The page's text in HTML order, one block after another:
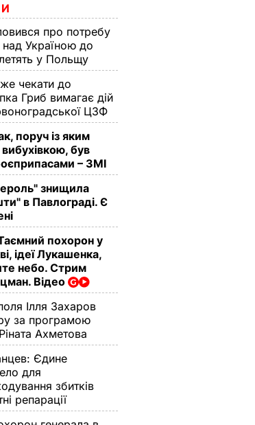
про потребу
Україною до
у Польщу
чекати до
Гриб вимагає дій
ЦЗФ
поруч із яким
був
– ЗМІ
знищила
в Павлограді. Є
похорон у
ідеї Лукашенка,
небо. Стрим
Відео
Ілля Захаров
за програмою
Ахметова
Єдине
для
збитків
репарації